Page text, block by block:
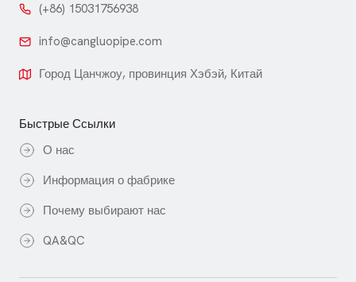
(+86) 15031756938
info@cangluopipe.com
Город Цанчжоу, провинция Хэбэй, Китай
Быстрые Ссылки
О нас
Информация о фабрике
Почему выбирают нас
QA&QC